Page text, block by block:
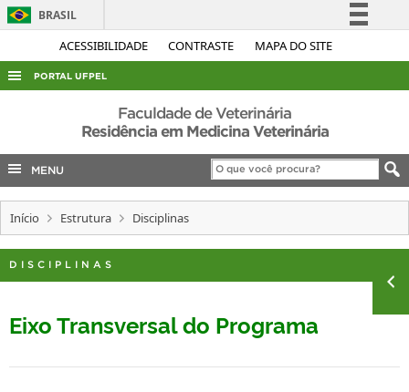
ACESSIBILIDADE CONTRASTE MAPA DO SITE
BRASIL
Simplifique!
Acesso à informação
Legislação
Canais
PORTAL UFPEL
ACESSO À INFORMAÇÃO
AUDITORIA
COBALTO
CONCURSOS
INTERNACIONAL
PORTARIAS
Faculdade de Veterinária
Residência em Medicina Veterinária
MENU
Início Estrutura Disciplinas
DISCIPLINAS
Eixo Transversal do Programa